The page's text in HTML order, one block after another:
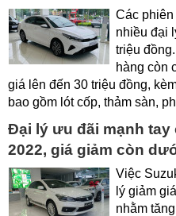
Các
nhiều đại
triệu
hàng còn
giá lên đến 30 triệu đồng,
bao gồm lót cốp, thảm sàn,
Đại lý ưu đãi mạnh tay
2022, giá giảm còn
Việc
lý giảm
nhằm